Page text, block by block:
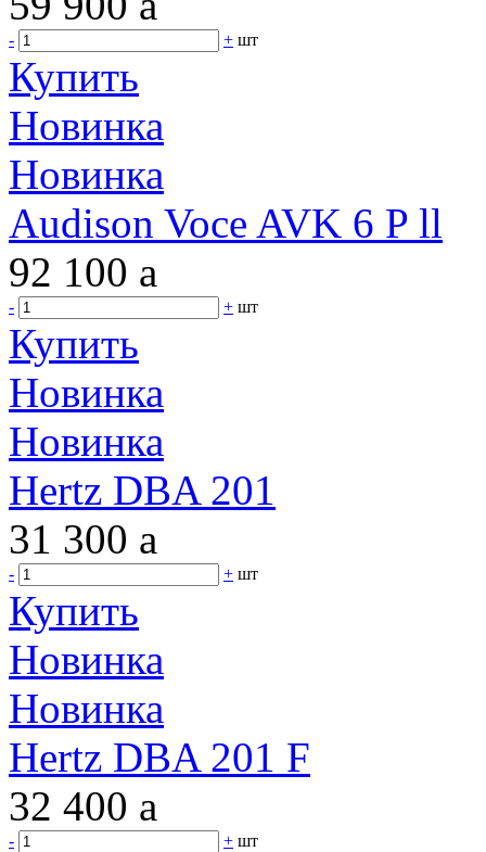
- + шт
Купить
Новинка
Новинка
Audison Voce AVK 6 P ll
92 100 a
- + шт
Купить
Новинка
Новинка
Hertz DBA 201
31 300 a
- + шт
Купить
Новинка
Новинка
Hertz DBA 201 F
32 400 a
- + шт